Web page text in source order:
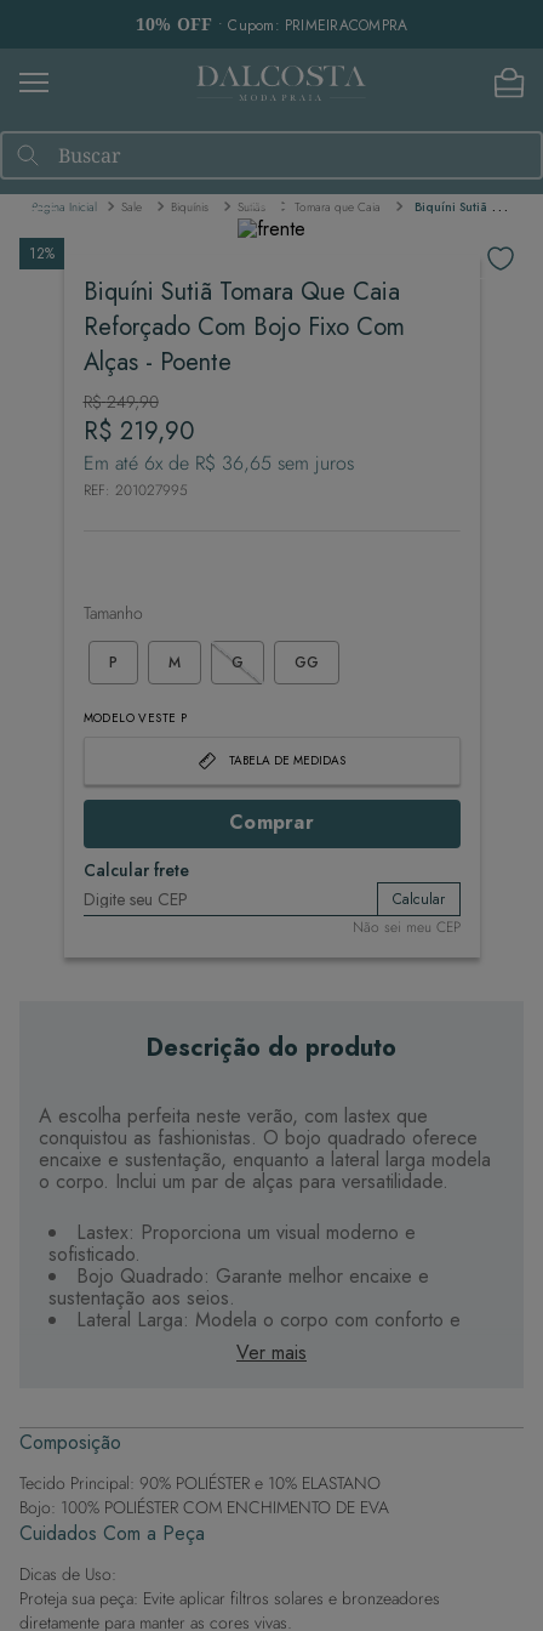
10% OFF • Cupom: PRIMEIRACOMPRA
Buscar
Sale Biquínis Sutiãs Tomara que Caia Biquíni Sutiã Tomara Que Caia Reforçado Com Bojo Fixo Com Alças - Poente
12%
Biquíni Sutiã Tomara Que Caia
Reforçado Com Bojo Fixo Com
Alças - Poente
R$ 249,90
R$ 219,90
Em até 6x de R$ 36,65 sem juros
REF: 201027995
Tamanho
P M G GG
MODELO VESTE P
TABELA DE MEDIDAS
Comprar
Calcular frete
Calcular
Não sei meu CEP
Descrição do produto
A escolha perfeita neste verão, com lastex que
conquistou as fashionistas. O bojo quadrado oferece
encaixe e sustentação, enquanto a lateral larga modela
o corpo. Inclui um par de alças para versatilidade.
Lastex: Proporciona um visual moderno e
sofisticado.
Bojo Quadrado: Garante melhor encaixe e
sustentação aos seios.
Lateral Larga: Modela o corpo com conforto e
Conforto e Sustentação: Elastano e tecidos
secagem rápida.
Detalhes Elegantes: Alças confortáveis e metais
banhados a ouro que não irritam.
Este biquíni de lastex é versátil, ideal para combinar
com peças de cintura alta ou por baixo de camisas,
garantindo estilo tanto na praia quanto no dia a dia.
Ver mais
Composição
Tecido Principal: 90% POLIÉSTER e 10% ELASTANO
Bojo: 100% POLIÉSTER COM ENCHIMENTO DE EVA
Cuidados Com a Peça
Dicas de Uso:
Proteja sua peça: Evite aplicar filtros solares e bronzeadores
diretamente para manter as cores vivas.